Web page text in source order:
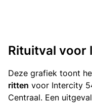
Rituitval voor
Deze grafiek toont
ritten voor Intercity
Centraal. Een